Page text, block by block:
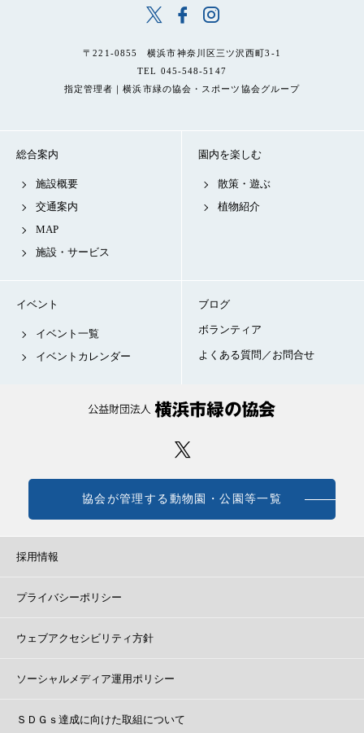
〒221-0855 横浜市神奈川区三ツ沢西町3-1
TEL 045-548-5147
指定管理者｜横浜市緑の協会・スポーツ協会グループ
総合案内
施設概要
交通案内
MAP
施設・サービス
園内を楽しむ
散策・遊ぶ
植物紹介
イベント
イベント一覧
イベントカレンダー
ブログ
ボランティア
よくある質問／お問合せ
協会が管理する動物園・公園等一覧
採用情報
プライバシーポリシー
ウェブアクセシビリティ方針
ソーシャルメディア運用ポリシー
ＳＤＧｓ達成に向けた取組について